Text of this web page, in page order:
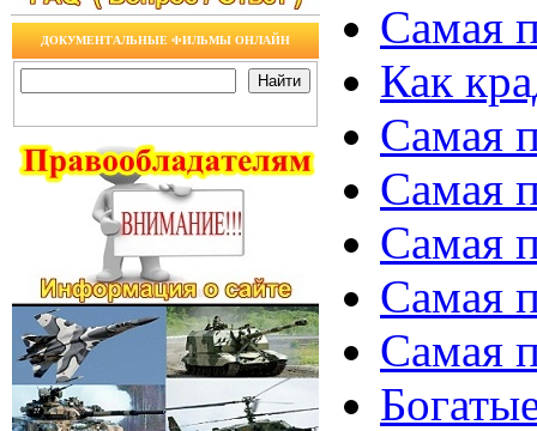
ДОКУМЕНТАЛЬНЫЕ ФИЛЬМЫ ОНЛАЙН
Самая
Как
Самая
Самая
Самая
Самая
Самая